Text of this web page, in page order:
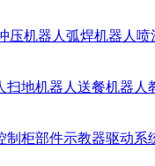
压机器人 弧焊机器人 喷
扫地机器人 送餐机器人
制柜部件示教器驱动系